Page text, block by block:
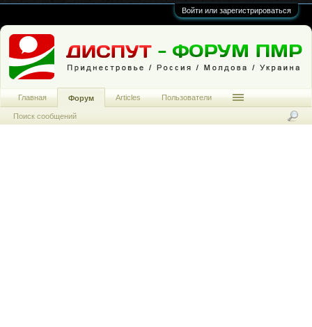
Войти или зарегистрироваться
Главная Форум
Поиск сообщений
Articles Пользователи